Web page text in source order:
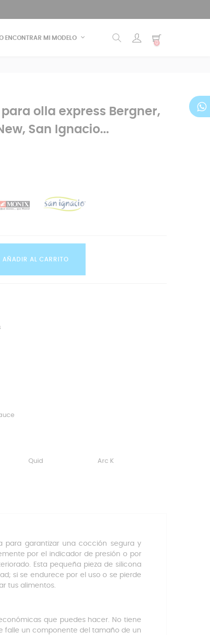
ENCONTRAR MI MODELO
0
olla express Bergner,
San Ignacio...
AÑADIR AL CARRITO
Quid
Arc K
para garantizar una cocción segura y
por el indicador de presión o por
Esta pequeña pieza de silicona
si se endurece por el uso o se pierde
tus alimentos.
que puedes hacer. No tiene
falle un componente del tamaño de un